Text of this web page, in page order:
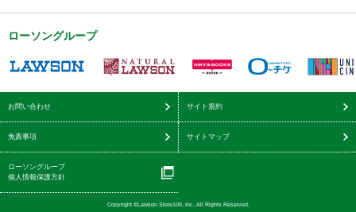
ローソングループ
お問い合わせ サイト規約
免責事項 サイトマップ
ローソングループ
個人情報保護方針
Copyright ©Lawson Store100, Inc. All Rights Reserved.